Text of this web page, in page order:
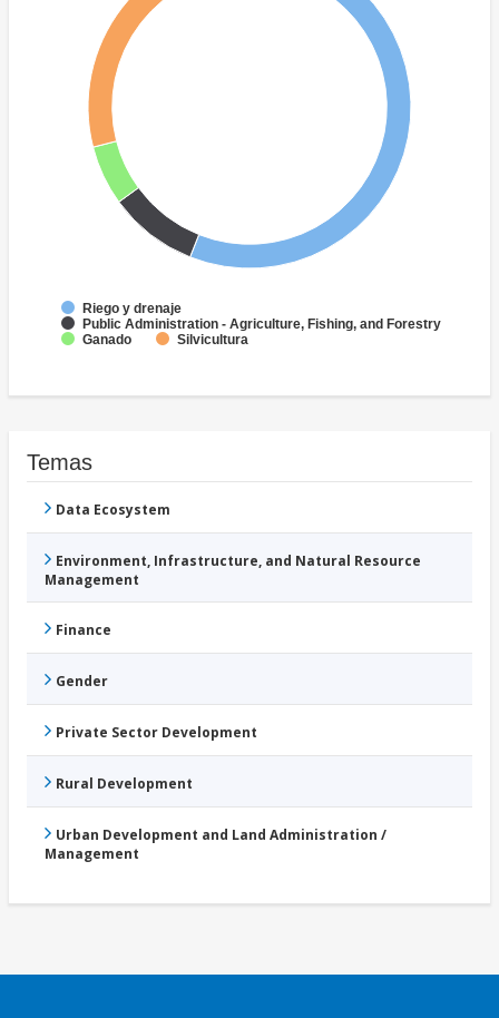
Riego y drenaje
Public Administration - Agriculture, Fishing, and Forestry
Ganado
Silvicultura
Temas
Data Ecosystem
Environment, Infrastructure, and Natural Resource
Management
Finance
Gender
Private Sector Development
Rural Development
Urban Development and Land Administration /
Management